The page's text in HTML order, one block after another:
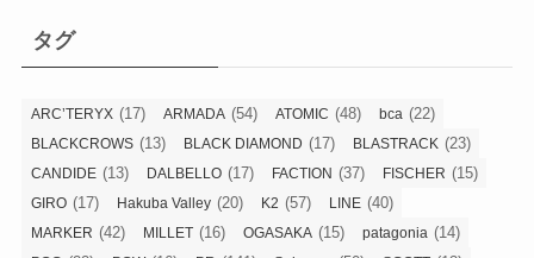
ー
タグ
ARC’TERYX (17) ARMADA (54) ATOMIC (48) bca (22)
BLACKCROWS (13) BLACK DIAMOND (17) BLASTRACK (23)
CANDIDE (13) DALBELLO (17) FACTION (37) FISCHER (15)
GIRO (17) Hakuba Valley (20) K2 (57) LINE (40)
MARKER (42) MILLET (16) OGASAKA (15) patagonia (14)